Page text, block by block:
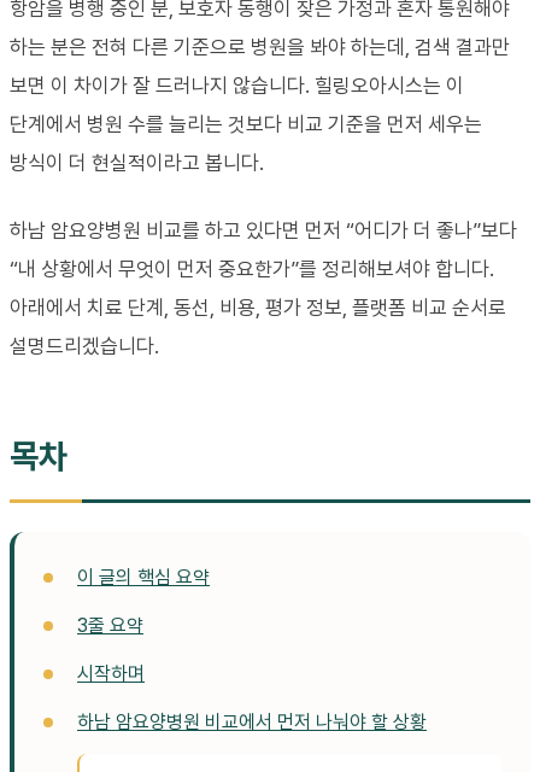
항암을 병행 중인 분, 보호자 동행이 잦은 가정과 혼자 통원해야
하는 분은 전혀 다른 기준으로 병원을 봐야 하는데, 검색 결과만
보면 이 차이가 잘 드러나지 않습니다. 힐링오아시스는 이
단계에서 병원 수를 늘리는 것보다 비교 기준을 먼저 세우는
방식이 더 현실적이라고 봅니다.
하남 암요양병원 비교를 하고 있다면 먼저 “어디가 더 좋나”보다
“내 상황에서 무엇이 먼저 중요한가”를 정리해보셔야 합니다.
아래에서 치료 단계, 동선, 비용, 평가 정보, 플랫폼 비교 순서로
설명드리겠습니다.
목차
이 글의 핵심 요약
3줄 요약
시작하며
하남 암요양병원 비교에서 먼저 나눠야 할 상황